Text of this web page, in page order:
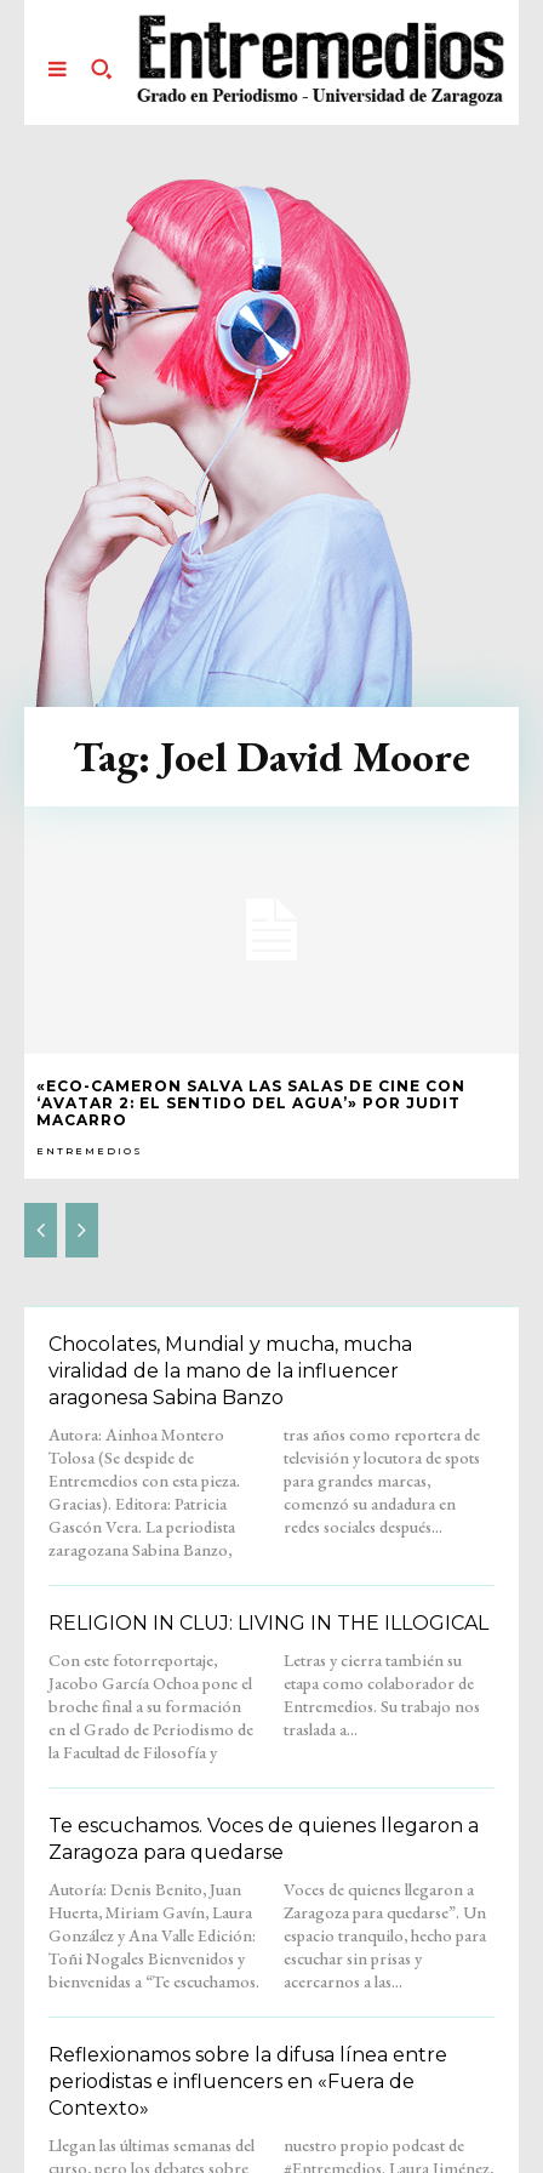
«ECO-CAMERON SALVA LAS SALAS DE CINE CON
‘AVATAR 2: EL SENTIDO DEL AGUA’» POR JUDIT
MACARRO
ENTREMEDIOS
Tag: Joel David Moore
Chocolates, Mundial y mucha, mucha
viralidad de la mano de la influencer
aragonesa Sabina Banzo
Autora: Ainhoa Montero
Tolosa (Se despide de
Entremedios con esta pieza.
Gracias). Editora: Patricia
Gascón Vera. La periodista
zaragozana Sabina Banzo,
tras años como reportera de
televisión y locutora de spots
para grandes marcas,
comenzó su andadura en
redes sociales después...
RELIGION IN CLUJ: LIVING IN THE ILLOGICAL
Con este fotorreportaje,
Jacobo García Ochoa pone el
broche final a su formación
en el Grado de Periodismo de
la Facultad de Filosofía y
Letras y cierra también su
etapa como colaborador de
Entremedios. Su trabajo nos
traslada a...
Te escuchamos. Voces de quienes llegaron a
Zaragoza para quedarse
Autoría: Denis Benito, Juan
Huerta, Miriam Gavín, Laura
González y Ana Valle Edición:
Toñi Nogales Bienvenidos y
bienvenidas a “Te escuchamos.
Voces de quienes llegaron a
Zaragoza para quedarse”. Un
espacio tranquilo, hecho para
escuchar sin prisas y
acercarnos a las...
Reflexionamos sobre la difusa línea entre
periodistas e influencers en «Fuera de
Contexto»
Llegan las últimas semanas del
curso, pero los debates sobre
nuestro propio podcast de
#Entremedios. Laura Jiménez,